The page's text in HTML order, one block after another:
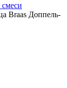
Braas Доппель-